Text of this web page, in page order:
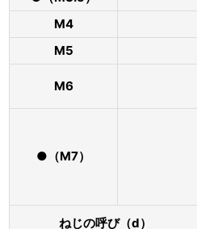
M4
M5
M6
●（M7）
ねじの呼び（d）